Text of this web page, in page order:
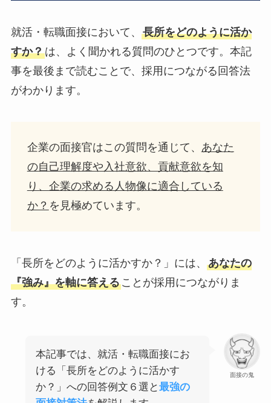
就活・転職面接において、 長所をどのように活か
すか？は、よく聞かれる質問のひとつです。本記
事を最後まで読むことで、採用につながる回答法
がわかります。
企業の面接官はこの質問を通じて、 あなた
の自己理解度や入社意欲、貢献意欲を知
り、企業の求める人物像に適合している
か？ を見極めています。
「長所をどのように活かすか？」には、 あなたの
『強み』を軸に答えることが採用につながりま
す。
面接の鬼
本記事では、就活・転職面接にお
ける「長所をどのように活かす
か？」への回答例文６選と最強の